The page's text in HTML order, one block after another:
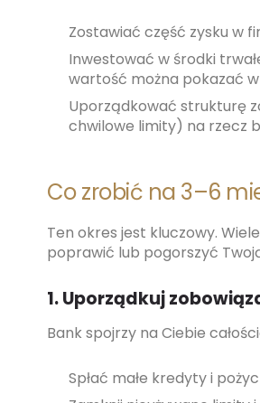
Zostawiać część zysku w
Inwestować w środki
wartość można pokazać
Uporządkować strukturę
chwilowe limity) na rzecz
Co zrobić na 3–6
Ten okres jest kluczowy.
poprawić lub pogorszyć
1. Uporządkuj
Bank spojrzy na Ciebie
Spłać małe kredyty i